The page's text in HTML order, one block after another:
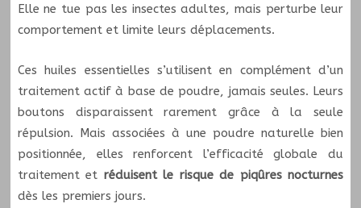
Elle ne tue pas les insectes adultes, mais perturbe leur
comportement et limite leurs déplacements.
Ces huiles essentielles s’utilisent en complément d’un
traitement actif à base de poudre, jamais seules. Leurs
boutons disparaissent rarement grâce à la seule
répulsion. Mais associées à une poudre naturelle bien
positionnée, elles renforcent l’efficacité globale du
traitement et réduisent le risque de piqûres nocturnes
dès les premiers jours.